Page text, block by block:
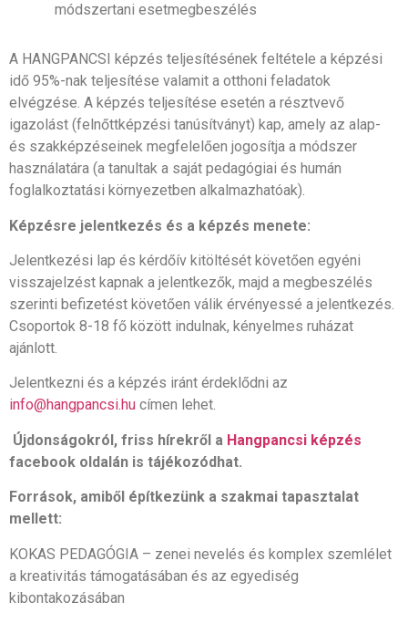
módszertani esetmegbeszélés
A HANGPANCSI képzés teljesítésének feltétele a képzési
idő 95%-nak teljesítése valamit a otthoni feladatok
elvégzése. A képzés teljesítése esetén a résztvevő
igazolást (felnőttképzési tanúsítványt) kap, amely az alap-
és szakképzéseinek megfelelően jogosítja a módszer
használatára (a tanultak a saját pedagógiai és humán
foglalkoztatási környezetben alkalmazhatóak).
Képzésre jelentkezés és a képzés menete:
Jelentkezési lap és kérdőív kitöltését követően egyéni
visszajelzést kapnak a jelentkezők, majd a megbeszélés
szerinti befizetést követően válik érvényessé a jelentkezés.
Csoportok 8-18 fő között indulnak, kényelmes ruházat
ajánlott.
Jelentkezni és a képzés iránt érdeklődni az
info@hangpancsi.hu címen lehet.
Újdonságokról, friss hírekről a Hangpancsi képzés
facebook oldalán is tájékozódhat.
Források, amiből építkezünk a szakmai tapasztalat
mellett:
KOKAS PEDAGÓGIA – zenei nevelés és komplex szemlélet
a kreativitás támogatásában és az egyediség
kibontakozásában